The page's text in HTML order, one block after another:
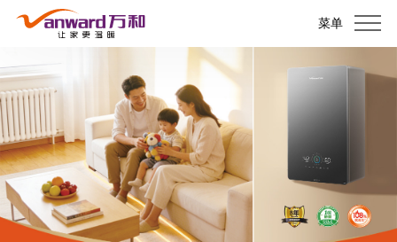
菜单